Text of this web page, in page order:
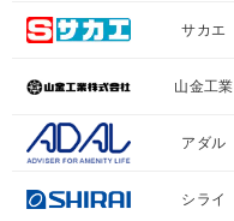
サカエ
山金工業
アダル
シライ